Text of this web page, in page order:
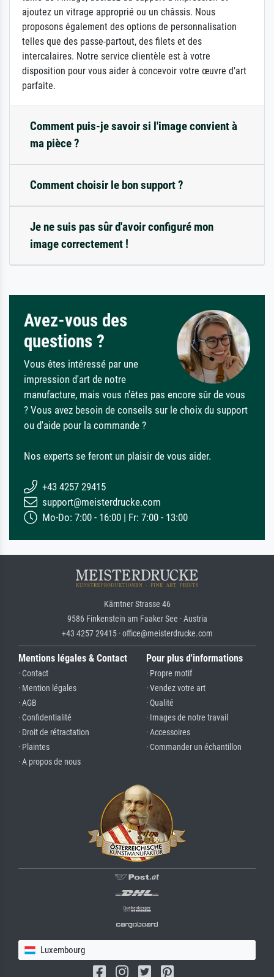
ajoutez un vitrage approprié ou un châssis. Nous
proposons également des options de personnalisation
telles que des passe-partout, des filets et des
intercalaires. Notre service clientèle est à votre
disposition pour vous aider à concevoir votre œuvre d'art
parfaite.
Comment puis-je savoir si l'image convient à
ma pièce ?
Comment choisir le bon support ?
Je ne suis pas sûr d'avoir configuré mon
image correctement !
Avez-vous des
questions ?
Vous êtes intéressé par une
impression d'art de notre
manufacture, mais vous n'êtes pas encore sûr de vous
? Vous avez besoin de conseils sur le choix du support
ou d'aide pour la commande ?
Nos experts se feront un plaisir de vous aider.
+43 4257 29415
support@meisterdrucke.com
Mo-Do: 7:00 - 16:00 | Fr: 7:00 - 13:00
Kärntner Strasse 46
9586 Finkenstein am Faaker See · Austria
+43 4257 29415 · office@meisterdrucke.com
Mentions légales & Contact
· Contact
· Mention légales
· AGB
· Confidentialité
· Droit de rétractation
· Plaintes
· A propos de nous
Pour plus d'informations
· Propre motif
· Vendez votre art
· Qualité
· Images de notre travail
· Accessoires
· Commander un échantillon
Luxembourg